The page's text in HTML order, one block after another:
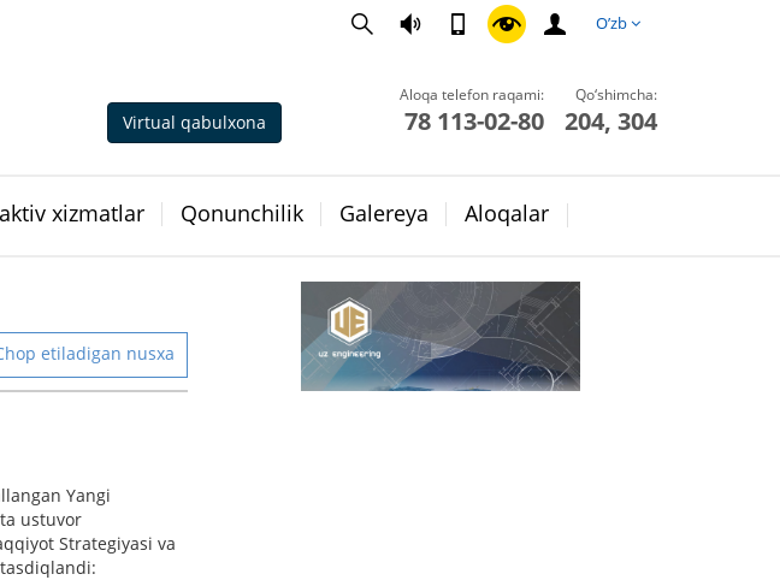
O’zb
Virtual qabulxona
Aloqa telefon raqami:
78 113-02-80
Qo‘shimcha:
204, 304
xizmatlar Qonunchilik Galereya Aloqalar
etiladigan nusxa
Yangi
ustuvor
Strategiyasi va